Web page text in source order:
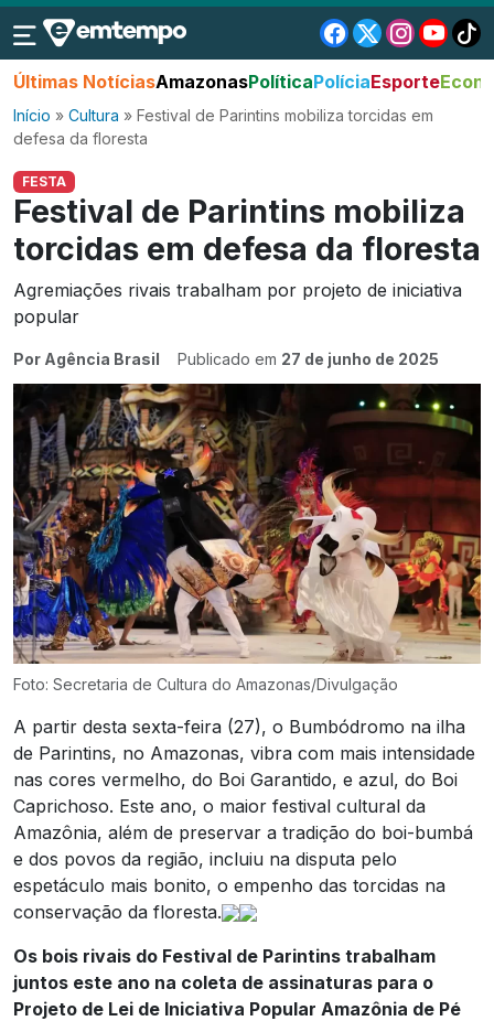
Últimas NotíciasAmazonasPolíticaPolíciaEsporte
Início » Cultura » Festival de Parintins mobiliza torcidas em
defesa da floresta
FESTA
Festival de Parintins mobiliza
torcidas em defesa da floresta
Agremiações rivais trabalham por projeto de iniciativa
popular
Por Agência Brasil Publicado em 27 de junho de 2025
Foto: Secretaria de Cultura do Amazonas/Divulgação
A partir desta sexta-feira (27), o Bumbódromo na ilha
de Parintins, no Amazonas, vibra com mais intensidade
nas cores vermelho, do Boi Garantido, e azul, do Boi
Caprichoso. Este ano, o maior festival cultural da
Amazônia, além de preservar a tradição do boi-bumbá
e dos povos da região, incluiu na disputa pelo
espetáculo mais bonito, o empenho das torcidas na
conservação da floresta.
Os bois rivais do Festival de Parintins trabalham
juntos este ano na coleta de assinaturas para o
Projeto de Lei de Iniciativa Popular Amazônia de Pé